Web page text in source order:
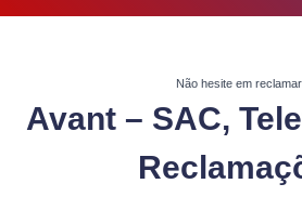
Não hesite em
Avant – SAC,